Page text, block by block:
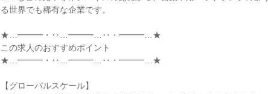
る世界でも稀有な企業です。
★…━━━・‥…━━━…‥・━━━…★
この求人のおすすめポイント
★…━━━・‥…━━━…‥・━━━…★
【グローバルスケール】